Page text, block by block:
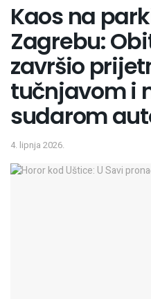
Kaos na
Zagrebu:
završio
tučnjavom i
sudarom
4. lipnja 2026.